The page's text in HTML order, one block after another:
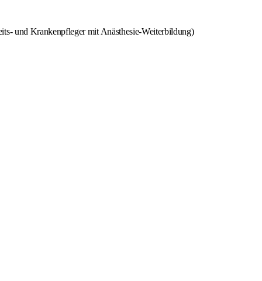
und Krankenpfleger mit Anästhesie-Weiterbildung)